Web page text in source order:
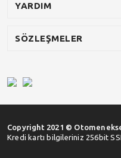
YARDIM
SÖZLEŞMELER
Copyright 2021 ©
Kredi kartı bilgileriniz 256bit